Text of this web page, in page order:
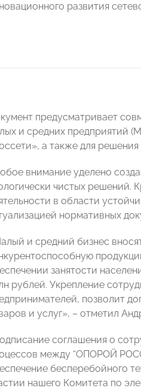
развития
предусматривает
и средних предприятий
а также для
внимание уделено
чистых решений.
в области
нормативных
и средний бизнес
занятости
рублей. Укрепление
позволит
и услуг», – отметил
соглашения о
между “ОПОРОЙ
бесперебойного
нашего Комитета по